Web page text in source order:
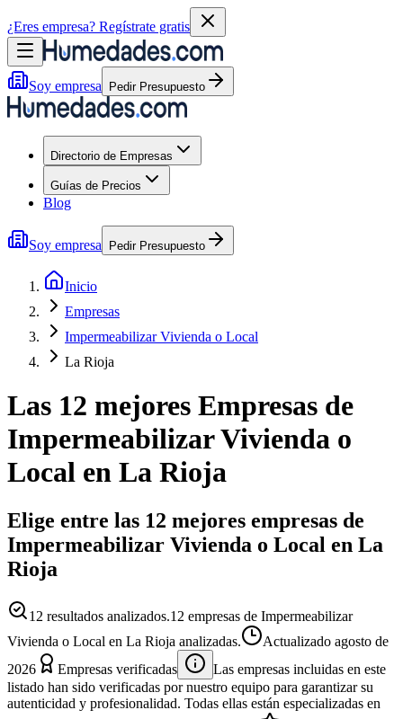
¿Eres empresa? Regístrate gratis
Soy empresa Pedir Presupuesto
Directorio de Empresas
Guías de Precios
Blog
Soy empresa Pedir Presupuesto
Inicio
Empresas
Impermeabilizar Vivienda o Local
La Rioja
Las 12 mejores Empresas de
Impermeabilizar Vivienda o
Local en La Rioja
Elige entre las 12 mejores empresas de
Impermeabilizar Vivienda o Local en La
Rioja
12 resultados analizados.12 empresas de Impermeabilizar
Vivienda o Local en La Rioja analizadas.
Actualizado agosto de
2026
Empresas verificadas
Las empresas incluidas en este
listado han sido verificadas por nuestro equipo para garantizar su
autenticidad y profesionalidad. Todas ellas están especializadas en